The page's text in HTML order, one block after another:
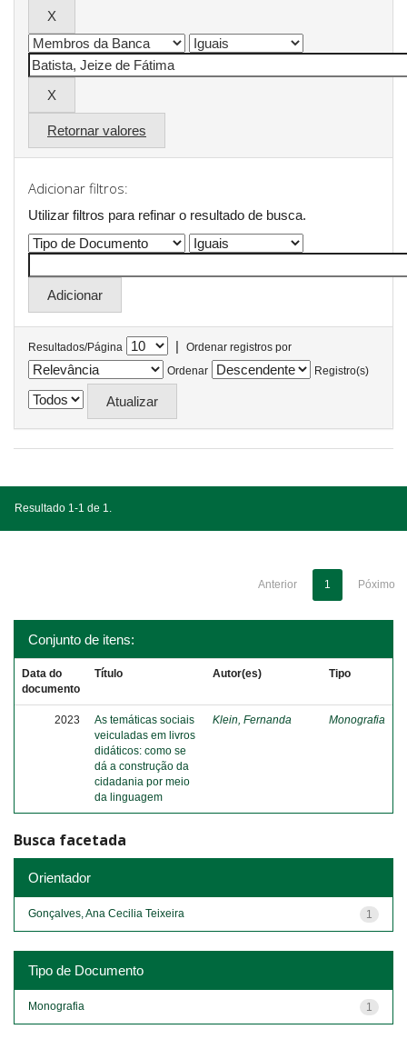
Retornar valores
Adicionar filtros:
Utilizar filtros para refinar o resultado de busca.
Resultados/Página |
Ordenar registros por
Ordenar
Registro(s)
Resultado 1-1 de 1.
Anterior 1 Póximo
Conjunto de itens:
Data do
documento
Título Autor(es) Tipo
2023
As temáticas sociais
veiculadas em livros
didáticos: como se
dá a construção da
cidadania por meio
da linguagem
Klein, Fernanda Monografia
Busca facetada
Orientador
1
Gonçalves, Ana Cecilia Teixeira
Tipo de Documento
1
Monografia